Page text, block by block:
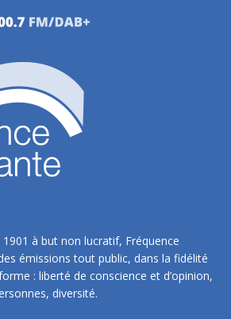
à but non lucratif, Fréquence
émissions tout public, dans la fidélité
: liberté de conscience et d’opinion,
diversité.